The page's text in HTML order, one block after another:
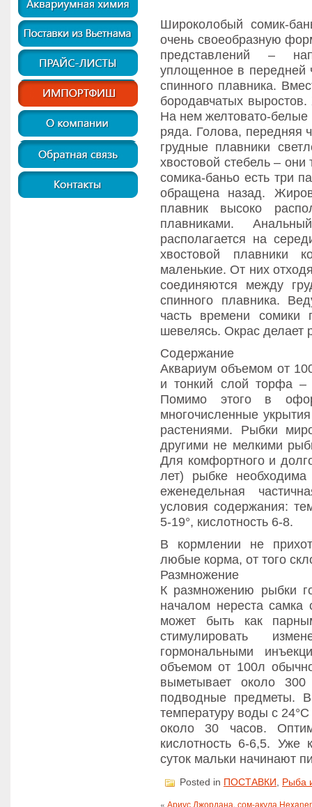
Широколобый сомик-
очень своеобразную
представлений –
уплощенное в передней
спинного плавника.
бородавчатых
На нем желтовато-белые
ряда. Голова, передняя
грудные плавники
хвостовой стебель –
сомика-баньо есть три
обращена назад.
плавник высоко
плавниками.
располагается на
хвостовой плавники
маленькие. От них
соединяются между
спинного плавника.
часть времени сомики
шевелясь. Окрас делает
Содержание
Аквариум объемом от
и тонкий слой торфа –
Помимо этого в
многочисленные
растениями. Рыбки
другими не мелкими
Для комфортного и
лет) рыбке
еженедельная
условия содержания:
5-19°, кислотность 6-8.
В кормлении не
любые корма, от того
Размножение
К размножению рыбки
началом нереста самка
может быть как
стимулировать
гормональными
объемом от 100л
выметывает около
подводные предметы.
температуру воды с
около 30 часов.
кислотность 6-6,5. Уже
суток мальки начинают
Posted in ПОСТАВКИ, Рыба
« Ариус Джордана, сом-акула